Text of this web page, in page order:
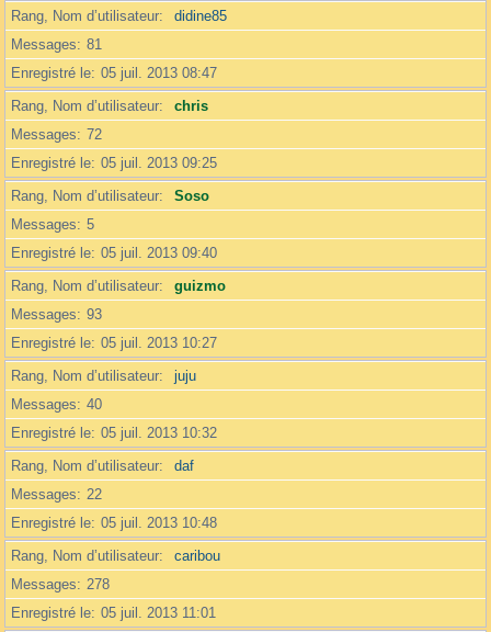
Rang, Nom d’utilisateur
didine85
Messages
81
Enregistré le 05 juil. 2013 08:47
Rang, Nom d’utilisateur
chris
Messages
72
Enregistré le 05 juil. 2013 09:25
Rang, Nom d’utilisateur
Soso
Messages
5
Enregistré le 05 juil. 2013 09:40
Rang, Nom d’utilisateur
guizmo
Messages
93
Enregistré le 05 juil. 2013 10:27
Rang, Nom d’utilisateur
juju
Messages
40
Enregistré le 05 juil. 2013 10:32
Rang, Nom d’utilisateur
daf
Messages
22
Enregistré le 05 juil. 2013 10:48
Rang, Nom d’utilisateur
caribou
Messages
278
Enregistré le 05 juil. 2013 11:01